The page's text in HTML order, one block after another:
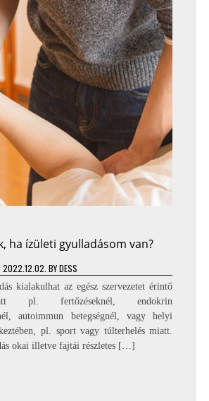
ha ízületi gyulladásom van?
2022.12.02. BYDESS
kialakulhat az egész szervezetet érintő
pl. fertőzéseknél, endokrin
autoimmun betegségnél, vagy helyi
pl. sport vagy túlterhelés miatt.
okai illetve fajtái részletes […]